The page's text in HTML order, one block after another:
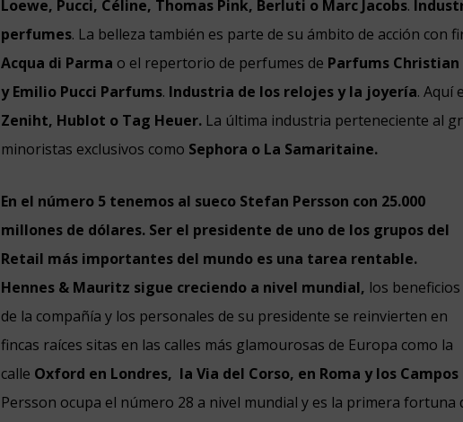
Loewe, Pucci, Céline, Thomas Pink, Berluti o Marc Jacobs.
perfumes. La belleza también es parte de su ámbito de acción con
Acqua di Parma o el repertorio de perfumes de Parfums Christian
yEmilio Pucci Parfums. Industria de los relojes y la joyería. Aquí
Zeniht, Hublot o Tag Heuer. La última industria perteneciente al
minoristas exclusivos como Sephora o La Samaritaine.
En el número 5 tenemos al sueco Stefan Persson con 25.000
millones de dólares. Ser el presidente de uno de los grupos del
Retail más importantes del mundo es una tarea rentable.
Hennes & Mauritz sigue creciendo a nivel mundial, los beneficios
de la compañía y los personales de su presidente se reinvierten en
fincas raíces sitas en las calles más glamourosas de Europa como la
calle Oxford en Londres, la Via del Corso, en Roma y los Campos
Persson ocupa el número 28 a nivel mundial y es la primera fortuna